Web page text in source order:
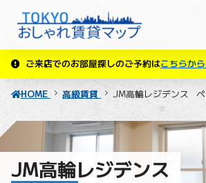
ご来店でのお部屋探しのご予約はこちらから
HOME 高級賃貸 JM高輪レジデンス
JM高輪レジデンス